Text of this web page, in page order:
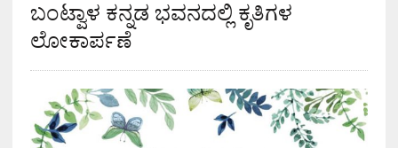
ಬಂಟ್ವಾಳ ಕನ್ನಡ ಭವನದಲ್ಲಿ ಕೃತಿಗಳ
ಲೋಕಾರ್ಪಣೆ